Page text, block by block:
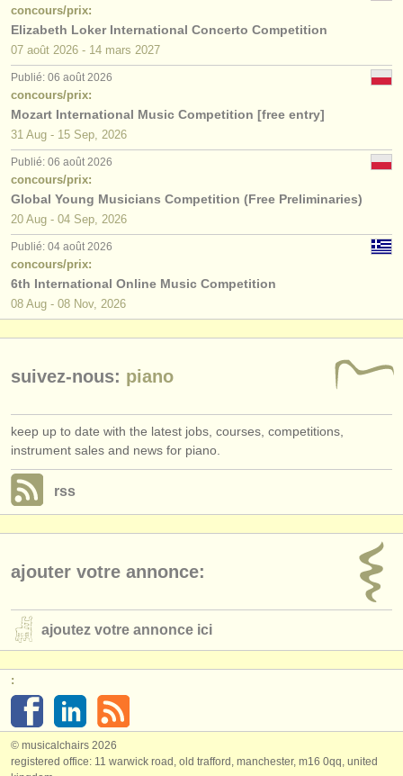
concours/prix:
Elizabeth Loker International Concerto Competition
07 août 2026 - 14 mars 2027
Publié: 06 août 2026
concours/prix:
Mozart International Music Competition [free entry]
31 Aug - 15 Sep, 2026
Publié: 06 août 2026
concours/prix:
Global Young Musicians Competition (Free Preliminaries)
20 Aug - 04 Sep, 2026
Publié: 04 août 2026
concours/prix:
6th International Online Music Competition
08 Aug - 08 Nov, 2026
suivez-nous: piano
keep up to date with the latest jobs, courses, competitions,
instrument sales and news for piano.
rss
ajouter votre annonce:
ajoutez votre annonce ici
:
© musicalchairs 2026
registered office: 11 warwick road, old trafford, manchester, m16 0qq, united